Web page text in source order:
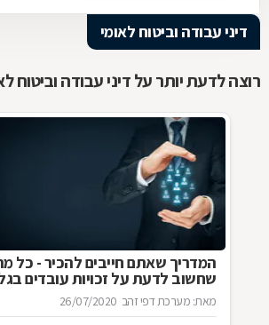
דיני עבודה וביטוח לאומי
רוצה לדעת יותר על דיני עבודה וביטוח
המדריך שאתם חייבים להכיר - כל
שחשוב לדעת על זכויות עובדים
הקורונה השני
מאת: מערכת דפי זהב 26/07/2020